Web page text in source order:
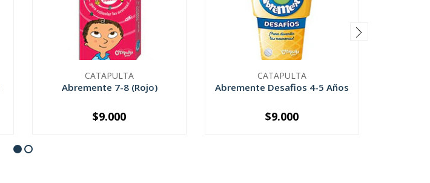
CATAPULTA
Abremente 7-8 (Rojo)
+
$9.000
CATAPULTA
Abremente Desafios 4-5 Años
+
$9.000